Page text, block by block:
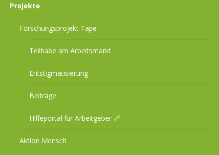
Projekte
Forschungsprojekt Tape
Teilhabe am Arbeitsmarkt
Entstigmatisierung
Beiträge
Hilfeportal für Arbeitgeber 🔗
Aktion Mensch